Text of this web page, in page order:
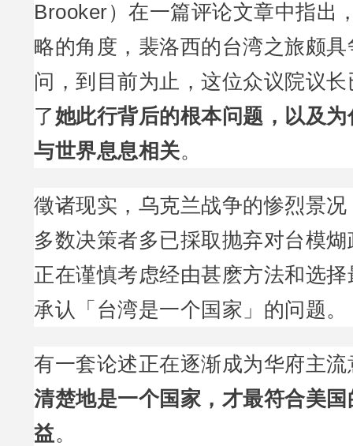
Brooker）在一篇评论文章中指出
略的角度，裴洛西的台湾之旅颇
问，到目前为止，这位众议院议
了她此行背后的根本问题，以及
与世界息息相关。
徵诸现实，乌克兰战争的惨烈景
多数决策者多已採取抛弃对台模
正在谨慎考虑经由甚麽方法和选
承认「台湾是一个国家」的问题。
有一套论述正在逐渐成为华府主流
清楚地是一个国家，才最符合美
益。